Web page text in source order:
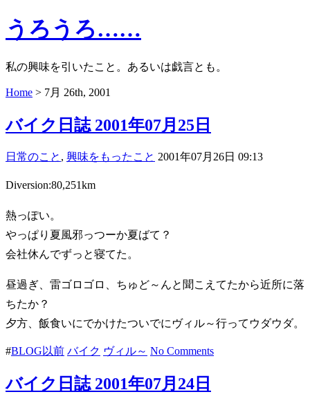
うろうろ……
私の興味を引いたこと。あるいは戯言とも。
Home > 7月 26th, 2001
バイク日誌 2001年07月25日
日常のこと , 興味をもったこと 2001年07月26日 09:13
Diversion:80,251km
熱っぽい。
やっぱり夏風邪っつーか夏ばて？
会社休んでずっと寝てた。
昼過ぎ、雷ゴロゴロ、ちゅど～んと聞こえてたから近所に落
ちたか？
夕方、飯食いにでかけたついでにヴィル～行ってウダウダ。
#BLOG以前 バイク ヴィル～ No Comments
バイク日誌 2001年07月24日